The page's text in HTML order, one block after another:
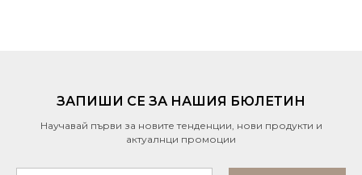
ЗАПИШИ СЕ ЗА НАШИЯ БЮЛЕТИН
Научавай първи за новите тенденции, нови продукти и
актуалнци промоции